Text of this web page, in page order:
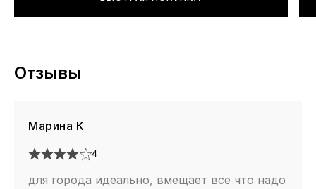
Отзывы
Марина К
4
для города идеально, вмещает все что надо